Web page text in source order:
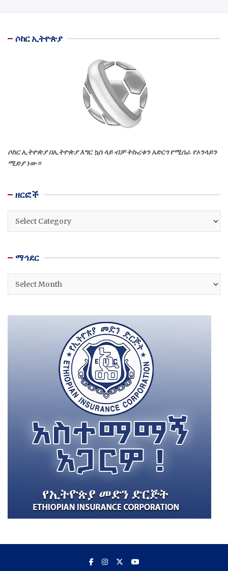
ሶከር ኢትዮጵያ
ሶከር ኢትዮጵያ በኢትዮጵያ እግር ኳስ ላይ ብቻ ትኩረቱን አድርጎ የሚሰራ የኦንላይን
ሚድያ ነው።
ዘርፎች
ዘርፎች
ማኅደር
ማኅደር